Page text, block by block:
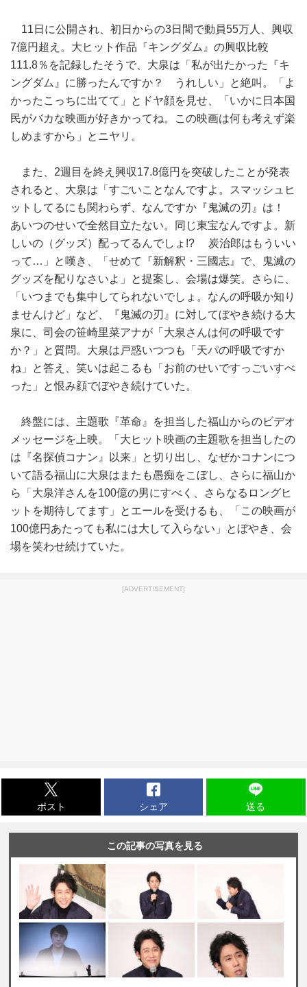
11日に公開され、初日からの3日間で動員55万人、興収
7億円超え。大ヒット作品『キングダム』の興収比較
111.8％を記録したそうで、大泉は「私が出たかった『キ
ングダム』に勝ったんですか？ うれしい」と絶叫。「よ
かったこっちに出てて」とドヤ顔を見せ、「いかに日本国
民がバカな映画が好きかってね。この映画は何も考えず楽
しめますから」とニヤリ。
また、2週目を終え興収17.8億円を突破したことが発表
されると、大泉は「すごいことなんですよ。スマッシュヒ
ットしてるにも関わらず、なんですか『鬼滅の刃』は！
あいつのせいで全然目立たない。同じ東宝なんですよ。新
しいの（グッズ）配ってるんでしょ!? 炭治郎はもういい
って…」と嘆き、「せめて『新解釈・三國志』で、鬼滅の
グッズを配りなさいよ」と提案し、会場は爆笑。さらに、
「いつまでも集中してられないでしょ。なんの呼吸か知り
ませんけど」など、『鬼滅の刃』に対してぼやき続ける大
泉に、司会の笹崎里菜アナが「大泉さんは何の呼吸です
か？」と質問。大泉は戸惑いつつも「天パの呼吸ですか
ね」と答え、笑いは起こるも「お前のせいですっごいすべ
った」と恨み顔でぼやき続けていた。
終盤には、主題歌『革命』を担当した福山からのビデオ
メッセージを上映。「大ヒット映画の主題歌を担当したの
は『名探偵コナン』以来」と切り出し、なぜかコナンにつ
いて語る福山に大泉はまたも愚痴をこぼし、さらに福山か
ら「大泉洋さんを100億の男にすべく、さらなるロングヒ
ットを期待してます」とエールを受けるも、「この映画が
100億円あたっても私には大して入らない」とぼやき、会
場を笑わせ続けていた。
[ADVERTISEMENT]
ポスト シェア 送る
この記事の写真を見る